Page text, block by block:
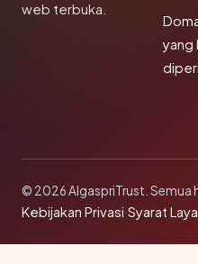
web terbuka.
yang
© 2026 AlgaspriTrust. Semua
Kebijakan Privasi·Syarat